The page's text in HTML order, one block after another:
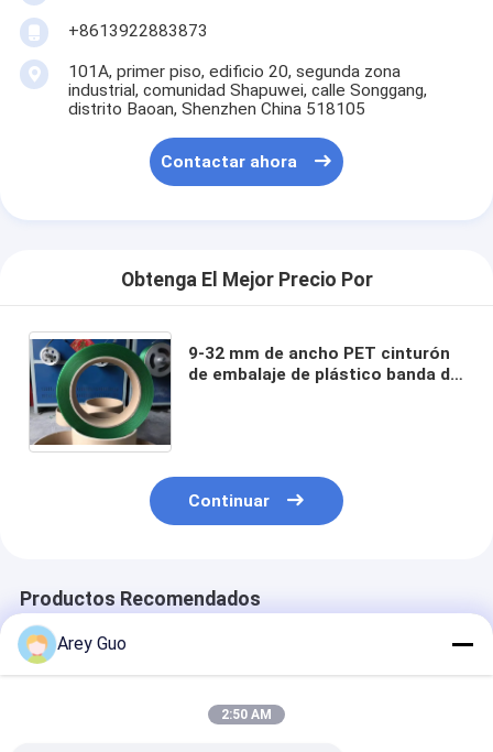
+8613922883873
101A, primer piso, edificio 20, segunda zona
industrial, comunidad Shapuwei, calle Songgang,
distrito Baoan, Shenzhen China 518105
Contactar ahora
Obtenga El Mejor Precio Por
9-32 mm de ancho PET cinturón
de embalaje de plástico banda de
Continuar
Productos Recomendados
Arey Guo
2:50 AM